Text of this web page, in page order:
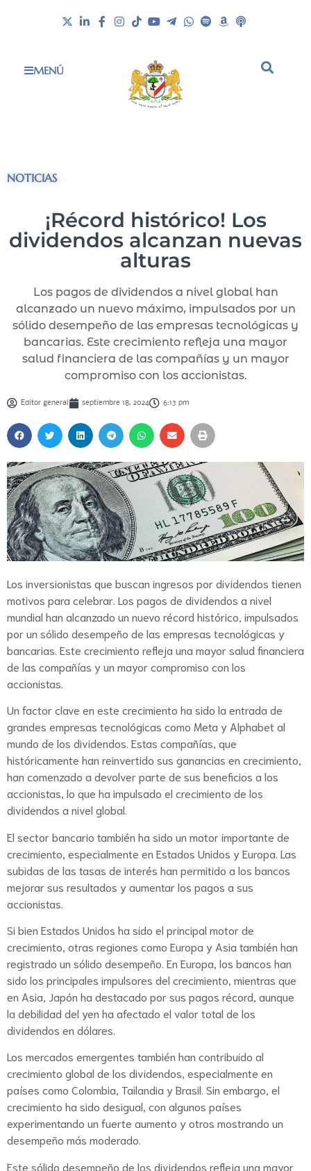
MENÚ
NOTICIAS
¡Récord histórico! Los
dividendos alcanzan nuevas
alturas
Los pagos de dividendos a nivel global han
alcanzado un nuevo máximo, impulsados por un
sólido desempeño de las empresas tecnológicas y
bancarias. Este crecimiento refleja una mayor
salud financiera de las compañías y un mayor
compromiso con los accionistas.
Editor general septiembre 18, 2024 6:13 pm
Los inversionistas que buscan ingresos por dividendos tienen
motivos para celebrar. Los pagos de dividendos a nivel
mundial han alcanzado un nuevo récord histórico, impulsados
por un sólido desempeño de las empresas tecnológicas y
bancarias. Este crecimiento refleja una mayor salud financiera
de las compañías y un mayor compromiso con los
accionistas.
Un factor clave en este crecimiento ha sido la entrada de
grandes empresas tecnológicas como Meta y Alphabet al
mundo de los dividendos. Estas compañías, que
históricamente han reinvertido sus ganancias en crecimiento,
han comenzado a devolver parte de sus beneficios a los
accionistas, lo que ha impulsado el crecimiento de los
dividendos a nivel global.
El sector bancario también ha sido un motor importante de
crecimiento, especialmente en Estados Unidos y Europa. Las
subidas de las tasas de interés han permitido a los bancos
mejorar sus resultados y aumentar los pagos a sus
accionistas.
Si bien Estados Unidos ha sido el principal motor de
crecimiento, otras regiones como Europa y Asia también han
registrado un sólido desempeño. En Europa, los bancos han
sido los principales impulsores del crecimiento, mientras que
en Asia, Japón ha destacado por sus pagos récord, aunque
la debilidad del yen ha afectado el valor total de los
dividendos en dólares.
Los mercados emergentes también han contribuido al
crecimiento global de los dividendos, especialmente en
países como Colombia, Tailandia y Brasil. Sin embargo, el
crecimiento ha sido desigual, con algunos países
experimentando un fuerte aumento y otros mostrando un
desempeño más moderado.
Este sólido desempeño de los dividendos refleja una mayor